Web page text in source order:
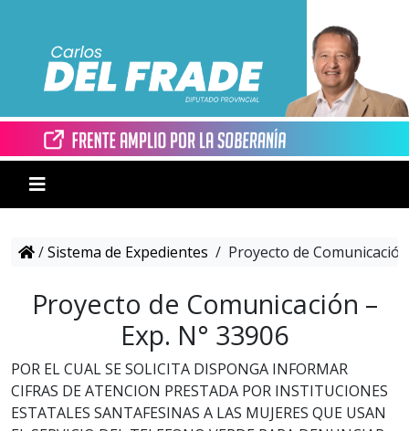
/Sistema de Expedientes / Proyecto de
Proyecto de Comunicación –
Exp. N° 33906
POR EL CUAL SE SOLICITA DISPONGA INFORMAR
CIFRAS DE ATENCION PRESTADA POR INSTITUCIONES
ESTATALES SANTAFESINAS A LAS MUJERES QUE USAN